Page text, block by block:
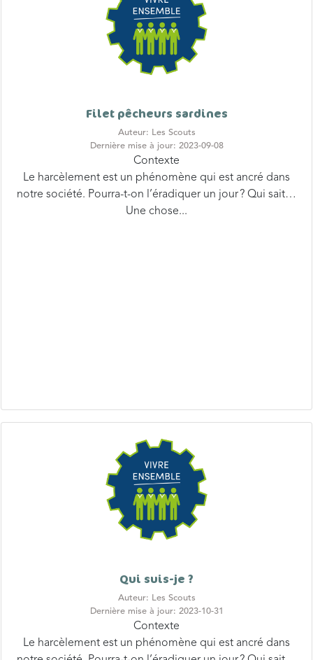
Auteur: Les Scouts
Dernière mise à jour: 2023-09-08
Contexte
Le harcèlement est un phénomène qui est ancré dans
notre société. Pourra-t-on l’éradiquer un jour ? Qui sait…
Une chose...
Auteur: Les Scouts
Dernière mise à jour: 2023-10-31
Contexte
Le harcèlement est un phénomène qui est ancré dans
notre société. Pourra-t-on l’éradiquer un jour ? Qui sait…
Une chose...